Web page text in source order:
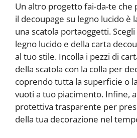
Un altro progetto fai-da-te che
il decoupage su legno lucido è
una scatola portaoggetti.
legno lucido e della carta
al tuo stile. Incolla i pezzi di
della scatola con la colla per
coprendo tutta la superficie o
vuoti a tuo piacimento. Infine,
protettiva trasparente per
della tua decorazione nel